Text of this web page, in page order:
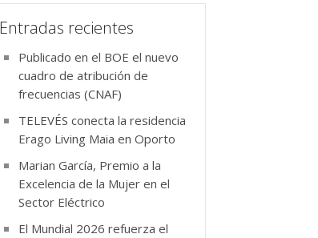
Entradas recientes
Publicado en el BOE el nuevo
cuadro de atribución de
frecuencias (CNAF)
TELEVÉS conecta la residencia
Erago Living Maia en Oporto
Marian García, Premio a la
Excelencia de la Mujer en el
Sector Eléctrico
El Mundial 2026 refuerza el